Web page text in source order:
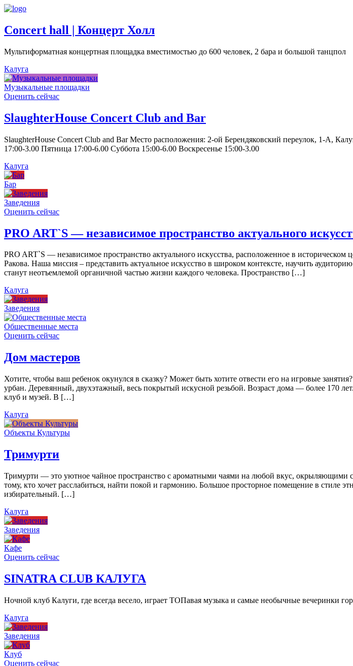
Concert hall | Концерт Холл
Мультиформатная концертная площадка вместимостью до 600 человек, 2 бара и большой танцпол
Калуга
Музыкальные площадки
Оценить сейчас
SlaughterHouse Concert Club and Bar
SlaughterHouse Concert Club and Bar Место расположения: 2-ой Берендяковский переулок, 1-А,
17:00-3.00 Пятница 17:00-6.00 Суббота 15:00-6.00 Воскресенье 15:00-3.00
Калуга
Бар
Заведения
Оценить сейчас
PRO ART`S — независимое пространство актуального
PRO ART`S — независимое пространство актуального искусства, расположенное в
Ракова. Наша миссия – представить актуальное искусство в широком контексте, научить
станут неотъемлемой органичной частью жизни каждого человека. Пространство […]
Калуга
Заведения
Общественные места
Оценить сейчас
Дом мастеров
Хотите, чтобы ваш ребенок окунулся в сказку? Может быть хотите отвести его на игровые
урбан. Деревянный, двухэтажный, весь покрытый искусной резьбой. Возраст дома — более 170
клуб и музей. В […]
Калуга
Объекты Культуры
Тримурти
Тримурти — это уютное чайное пространство с ароматными чаями на любой вкус, окрыляющими
тому, кто хочет расслабиться, найти покой и гармонию. Большое просторное помещение в
избирательный. […]
Калуга
Заведения
Кафе
Оценить сейчас
SINATRA CLUB КАЛУГА
Ночной клуб Калуги, где всегда весело, играет ТОПавая музыка и самые необычные вечеринки
Калуга
Заведения
Клуб
Оценить сейчас